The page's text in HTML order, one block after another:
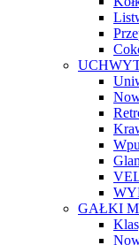
GAŁKI